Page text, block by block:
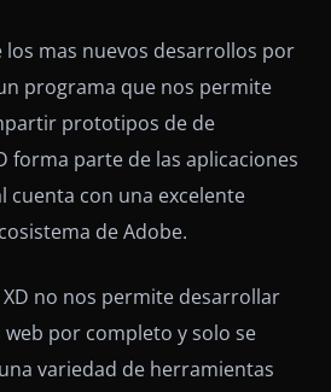
los mas nuevos desarrollos por
programa que nos permite
prototipos de de
forma parte de las aplicaciones
cuenta con una excelente
de Adobe.
no nos permite desarrollar
por completo y solo se
variedad de herramientas